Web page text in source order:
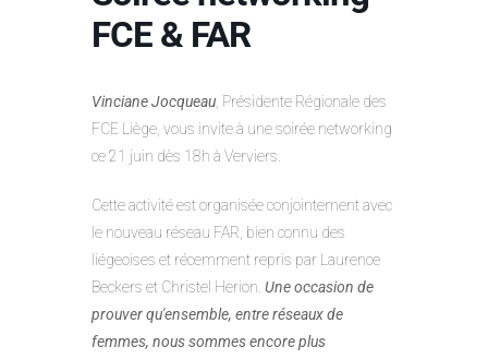
FCE & FAR
Vinciane Jocqueau , Présidente Régionale des
FCE Liège, vous invite à une soirée networking
ce 21 juin dès 18h à Verviers.
Cette activité est organisée conjointement avec
le nouveau réseau FAR, bien connu des
liégeoises et récemment repris par Laurence
Beckers et Christel Herion. Une occasion de
prouver qu'ensemble, entre réseaux de
femmes, nous sommes encore plus